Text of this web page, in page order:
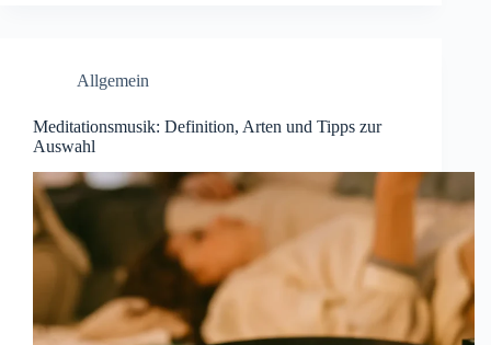
Allgemein
Meditationsmusik: Definition, Arten und Tipps zur
Auswahl